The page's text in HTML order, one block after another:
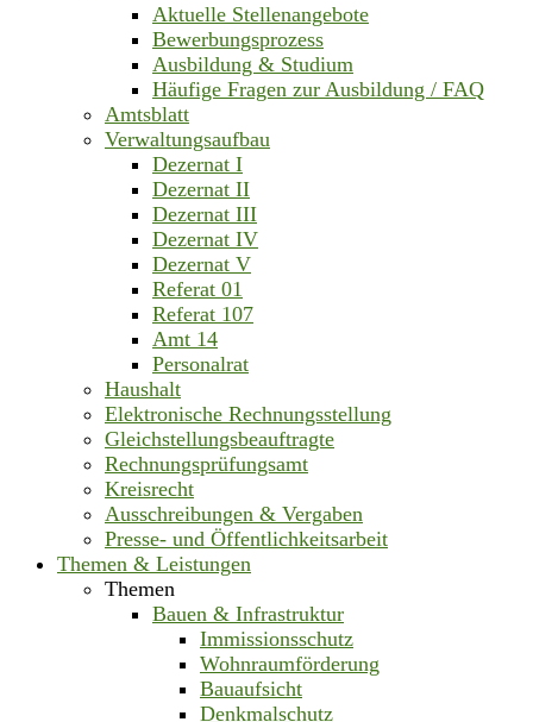
Aktuelle Stellenangebote
Bewerbungsprozess
Ausbildung & Studium
Häufige Fragen zur Ausbildung / FAQ
Amtsblatt
Verwaltungsaufbau
Dezernat I
Dezernat II
Dezernat III
Dezernat IV
Dezernat V
Referat 01
Referat 107
Amt 14
Personalrat
Haushalt
Elektronische Rechnungsstellung
Gleichstellungsbeauftragte
Rechnungsprüfungsamt
Kreisrecht
Ausschreibungen & Vergaben
Presse- und Öffentlichkeitsarbeit
Themen & Leistungen
Themen
Bauen & Infrastruktur
Immissionsschutz
Wohnraumförderung
Bauaufsicht
Denkmalschutz